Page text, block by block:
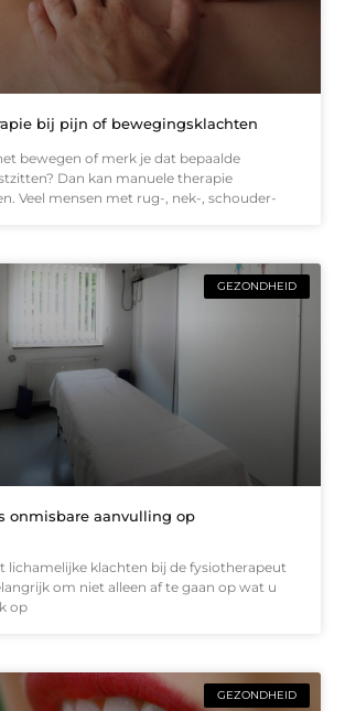
bij pijn of bewegingsklachten
bewegen of merk je dat bepaalde
Dan kan manuele therapie
Veel mensen met rug-, nek-, schouder-
GEZONDHEID
onmisbare aanvulling op
lichamelijke klachten bij de fysiotherapeut
om niet alleen af te gaan op wat u
op
GEZONDHEID